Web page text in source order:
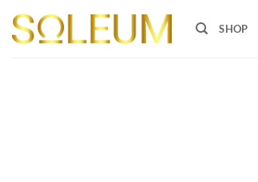
Inhalt
springen
SHOP